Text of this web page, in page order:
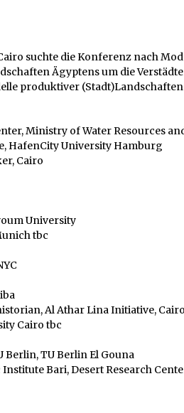
suchte die Konferenz nach
Ägyptens um die
produktiver
Ministry of Water Resources
HafenCity University Hamburg
Cairo
University
tbc
Al Athar Lina Initiative, Cairo
Cairo tbc
Berlin, TU Berlin El Gouna
Bari, Desert Research